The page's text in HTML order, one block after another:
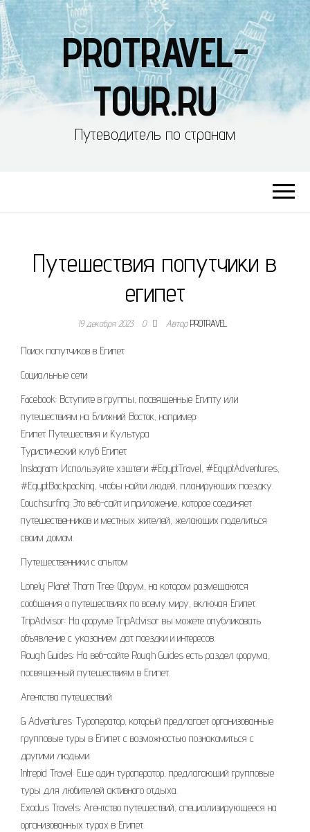
PROTRAVEL-
TOUR.RU
Путеводитель по странам
Путешествия попутчики в
египет
19 декабря 2023 0 АвторPROTRAVEL
Поиск попутчиков в Египет
Социальные сети
Facebook: Вступите в группы, посвященные Египту или
путешествиям на Ближний Восток, например:
Египет Путешествия и Культура
Туристический клуб Египет
Instagram: Используйте хэштеги #EgyptTravel, #EgyptAdventures,
#EgyptBackpacking, чтобы найти людей, планирующих поездку.
Couchsurfing: Это веб-сайт и приложение, которое соединяет
путешественников и местных жителей, желающих поделиться
своим домом.
Путешественники с опытом
Lonely Planet Thorn Tree: Форум, на котором размещаются
сообщения о путешествиях по всему миру, включая Египет.
TripAdvisor: На форуме TripAdvisor вы можете опубликовать
объявление с указанием дат поездки и интересов.
Rough Guides: На веб-сайте Rough Guides есть раздел форума,
посвященный путешествиям в Египет.
Агентства путешествий
G Adventures: Туроператор, который предлагает организованные
групповые туры в Египет с возможностью познакомиться с
другими людьми.
Intrepid Travel: Еще один туроператор, предлагающий групповые
туры для любителей активного отдыха.
Exodus Travels: Агентство путешествий, специализирующееся на
организованных турах в Египет.